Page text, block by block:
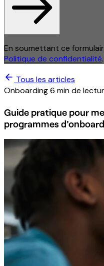
En soumettant ce
Politique de confidentialité
Tous les articles
Onboarding6 min de
Guide pratique pour
programmes